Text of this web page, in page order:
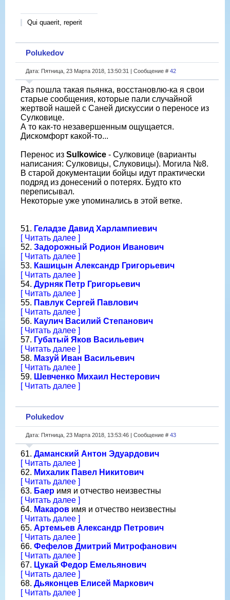
Qui quaerit, reperit
Polukedov
Дата: Пятница, 23 Марта 2018, 13:50:31 | Сообщение # 42
Раз пошла такая пьянка, восстановлю-ка я свои
старые сообщения, которые пали случайной
жертвой нашей с Саней дискуссии о переносе из
Сулковице.
А то как-то незавершенным ощущается.
Дискомфорт какой-то...
Перенос из Sulkowice - Сулковице (варианты
написания: Сулковицы, Слуковицы). Могила №8.
В старой документации бойцы идут практически
подряд из донесений о потерях. Будто кто
переписывал.
Некоторые уже упоминались в этой ветке.
51. Геладзе Давид Харлампиевич
[ Читать далее ]
52. Задорожный Родион Иванович
[ Читать далее ]
53. Кашицын Александр Григорьевич
[ Читать далее ]
54. Дурняк Петр Григорьевич
[ Читать далее ]
55. Павлук Сергей Павлович
[ Читать далее ]
56. Каулич Василий Степанович
[ Читать далее ]
57. Губатый Яков Васильевич
[ Читать далее ]
58. Мазуй Иван Васильевич
[ Читать далее ]
59. Шевченко Михаил Нестерович
[ Читать далее ]
Polukedov
Дата: Пятница, 23 Марта 2018, 13:53:46 | Сообщение # 43
61. Даманский Антон Эдуардович
[ Читать далее ]
62. Михалик Павел Никитович
[ Читать далее ]
63. Баер имя и отчество неизвестны
[ Читать далее ]
64. Макаров имя и отчество неизвестны
[ Читать далее ]
65. Артемьев Александр Петрович
[ Читать далее ]
66. Фефелов Дмитрий Митрофанович
[ Читать далее ]
67. Цукай Федор Емельянович
[ Читать далее ]
68. Дьяконцев Елисей Маркович
[ Читать далее ]